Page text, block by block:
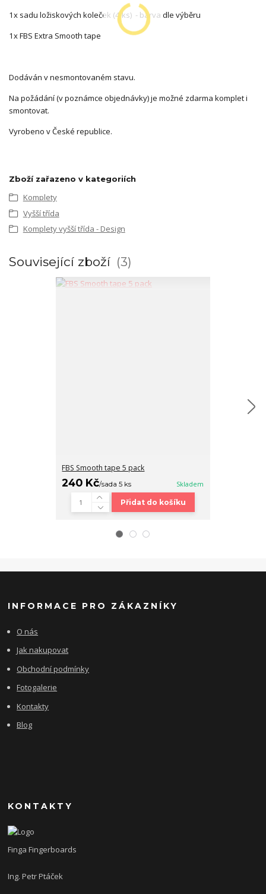
1x sadu ložiskových koleček (4 ks) - barva dle výběru
1x FBS Extra Smooth tape
Dodáván v nesmontovaném stavu.
Na požádání (v poznámce objednávky) je možné zdarma komplet i
smontovat.
Vyrobeno v České republice.
Zboží zařazeno v kategoriích
Komplety
Vyšší třída
Komplety vyšší třída - Design
Související zboží 3
FBS Smooth tape 5 pack
240 Kč/sada 5 ks Skladem
Přidat do košíku
INFORMACE PRO ZÁKAZNÍKY
O nás
Jak nakupovat
Obchodní podmínky
Fotogalerie
Kontakty
Blog
KONTAKTY
Finga Fingerboards
Ing. Petr Ptáček